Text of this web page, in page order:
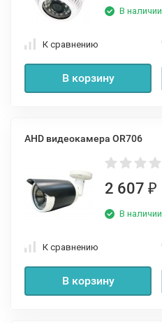
В наличии
К сравнению
В корзину
AHD видеокамера OR706
2 607 ₽
В наличии
К сравнению
В корзину